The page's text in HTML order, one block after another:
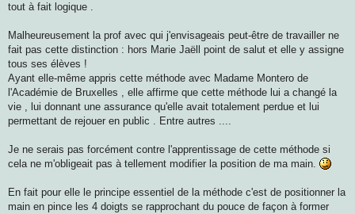
a
tout à fait logique .
Malheureusement la prof avec qui j'envisageais peut-être de travailler ne
fait pas cette distinction : hors Marie Jaëll point de salut et elle y assigne
tous ses élèves !
Ayant elle-même appris cette méthode avec Madame Montero de
l'Académie de Bruxelles , elle affirme que cette méthode lui a changé la
vie , lui donnant une assurance qu'elle avait totalement perdue et lui
permettant de rejouer en public . Entre autres ....
Je ne serais pas forcément contre l'apprentissage de cette méthode si
cela ne m'obligeait pas à tellement modifier la position de ma main.
En fait pour elle le principe essentiel de la méthode c'est de positionner la
main en pince les 4 doigts se rapprochant du pouce de façon à former